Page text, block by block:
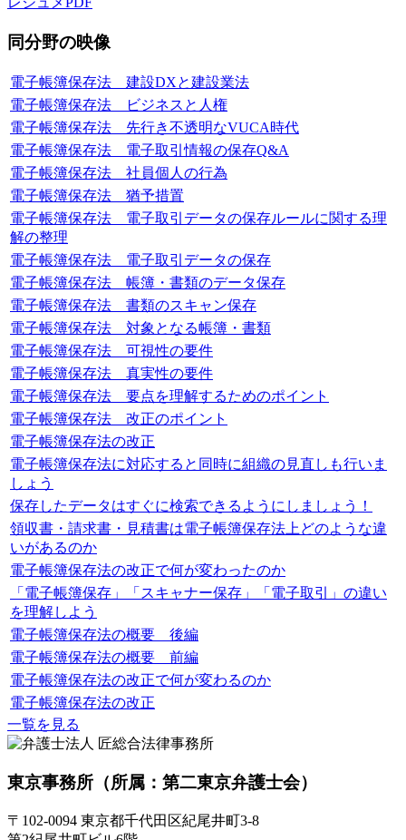
同分野の映像
電子帳簿保存法 建設DXと建設業法
電子帳簿保存法 ビジネスと人権
電子帳簿保存法 先行き不透明なVUCA時代
電子帳簿保存法 電子取引情報の保存Q&A
電子帳簿保存法 社員個人の行為
電子帳簿保存法 猶予措置
電子帳簿保存法 電子取引データの保存ルールに関する理
解の整理
電子帳簿保存法 電子取引データの保存
電子帳簿保存法 帳簿・書類のデータ保存
電子帳簿保存法 書類のスキャン保存
電子帳簿保存法 対象となる帳簿・書類
電子帳簿保存法 可視性の要件
電子帳簿保存法 真実性の要件
電子帳簿保存法 要点を理解するためのポイント
電子帳簿保存法 改正のポイント
電子帳簿保存法の改正
電子帳簿保存法に対応すると同時に組織の見直しも行いま
しょう
保存したデータはすぐに検索できるようにしましょう！
領収書・請求書・見積書は電子帳簿保存法上どのような違
いがあるのか
電子帳簿保存法の改正で何が変わったのか
「電子帳簿保存」「スキャナー保存」「電子取引」の違い
を理解しよう
電子帳簿保存法の概要 後編
電子帳簿保存法の概要 前編
電子帳簿保存法の改正で何が変わるのか
電子帳簿保存法の改正
一覧を見る
東京事務所 （所属：第二東京弁護士会）
〒102-0094 東京都千代田区紀尾井町3-8